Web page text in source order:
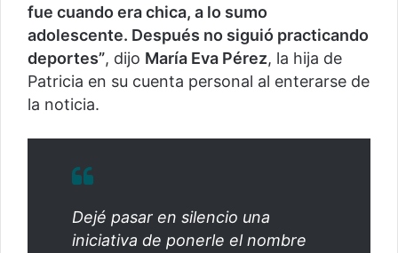
fue cuando era chica, a lo sumo
adolescente. Después no siguió practicando
deportes”, dijo María Eva Pérez, la hija de
Patricia en su cuenta personal al enterarse de
la noticia.
Dejé pasar en silencio una
iniciativa de ponerle el nombre